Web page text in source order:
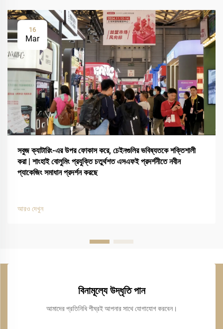
16
Mar
সবুজ ক্যাটারিং-এর উপর ফোকাস করে, চেইনগুলির ভবিষ্যতকে শক্তিশালী
করা | শাংহাই বোলুমিং প্রযুক্তি চতুর্থশত এসএফই প্রদর্শনীতে নবীন
প্যাকেজিং সমাধান প্রদর্শন করছে
আরও দেখুন
বিনামূল্যে উদ্ধৃতি পান
আমাদের প্রতিনিধি শীঘ্রই আপনার সাথে যোগাযোগ করবেন।